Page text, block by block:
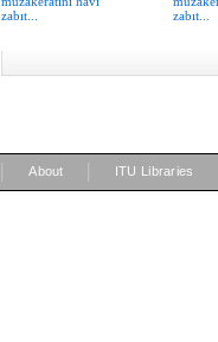
zabıt...
zabıt...
About ITU Libraries